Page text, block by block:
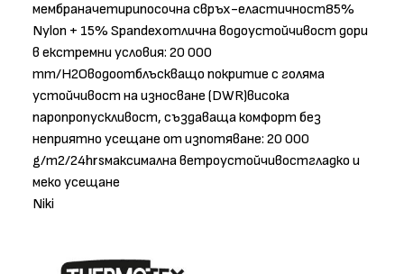
мембраначетирипосочна свръх-еластичност85%
Nylon + 15% Spandexотлична водоустойчивост дори
в екстремни условия: 20 000
mm/H2Oводоотблъскващо покритие с голяма
устойчивост на износване (DWR)висока
паропропускливост, създаваща комфорт без
неприятно усещане от изпотяване: 20 000
g/m2/24hrsмаксимална ветроустойчивостгладко и
меко усещане
Niki